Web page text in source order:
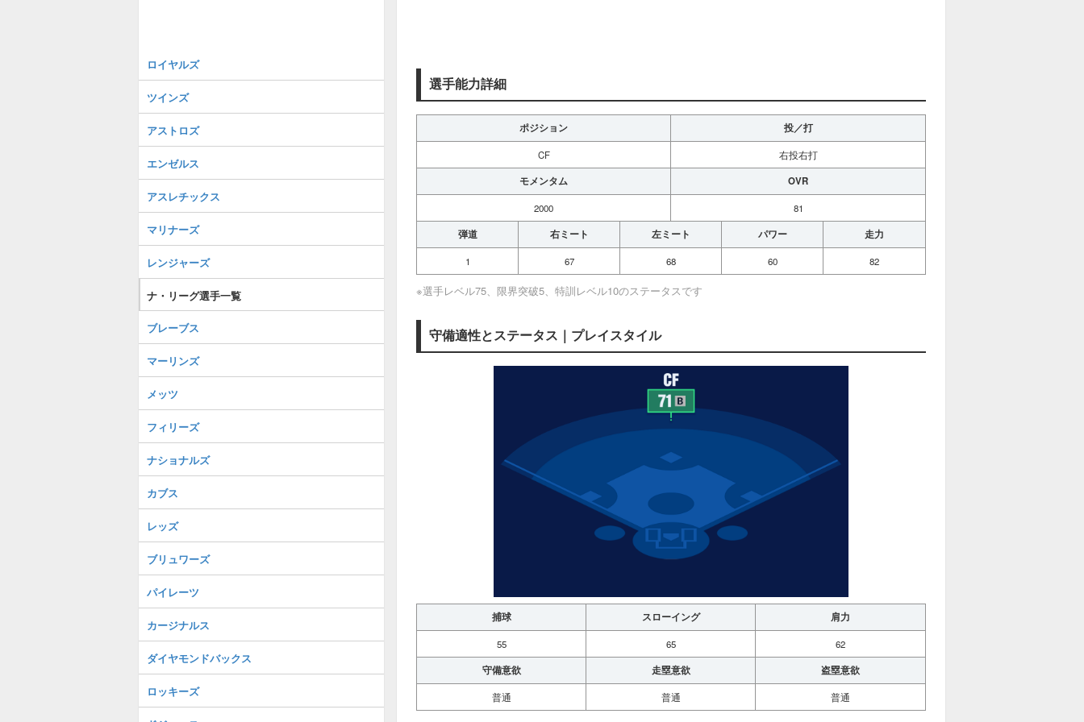
選手能力詳細
ポジション 投／打
CF 右投右打
モメンタム OVR
2000 81
弾道 右ミート 左ミート パワー 走力
1 67 68 60 82
※選手レベル75、限界突破5、特訓レベル10のステータスです
守備適性とステータス｜プレイスタイル
捕球 スローイング 肩力
55 65 62
守備意欲 走塁意欲 盗塁意欲
普通 普通 普通
ロイヤルズ
ツインズ
アストロズ
エンゼルス
アスレチックス
マリナーズ
レンジャーズ
ナ・リーグ選手一覧
ブレーブス
マーリンズ
メッツ
フィリーズ
ナショナルズ
カブス
レッズ
ブリュワーズ
パイレーツ
カージナルス
ダイヤモンドバックス
ロッキーズ